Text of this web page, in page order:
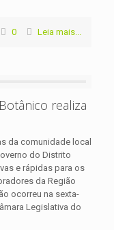
0 Leia mais...
realiza
da comunidade local
do Distrito
e rápidas para os
da Região
ocorreu na sexta-
Legislativa do